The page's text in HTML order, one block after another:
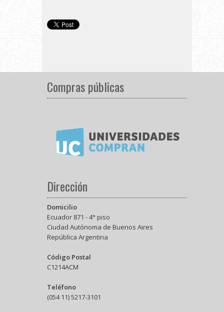
Compras públicas
Dirección
Domicilio
Ecuador 871 - 4° piso
Ciudad Autónoma de Buenos Aires
República Argentina
Código Postal
C1214ACM
Teléfono
(054 11) 5217-3101